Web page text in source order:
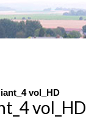
vol_HD
vol_HD